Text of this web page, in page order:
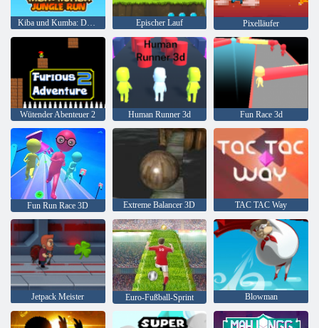
Epischer Lauf Pixelläufer
Wütender Abenteuer 2 Human Runner 3d Fun Race 3d
Fun Run Race 3D Extreme Balancer 3D TAC TAC Way
Jetpack Meister Euro-Fußball-Sprint Blowman